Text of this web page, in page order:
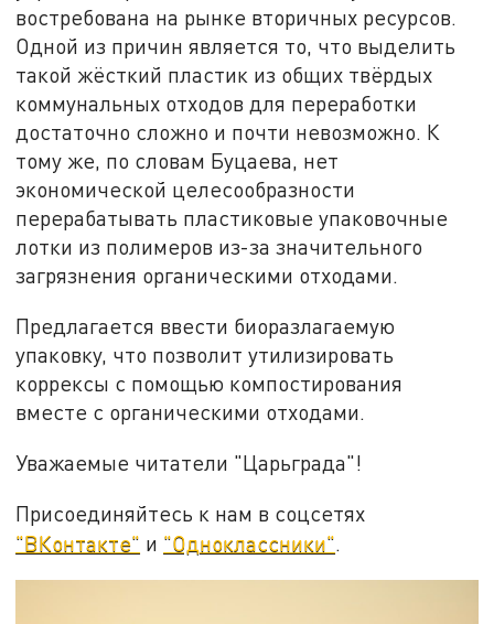
востребована на рынке вторичных ресурсов.
Одной из причин является то, что выделить
такой жёсткий пластик из общих твёрдых
коммунальных отходов для переработки
достаточно сложно и почти невозможно. К
тому же, по словам Буцаева, нет
экономической целесообразности
перерабатывать пластиковые упаковочные
лотки из полимеров из-за значительного
загрязнения органическими отходами.
Предлагается ввести биоразлагаемую
упаковку, что позволит утилизировать
коррексы с помощью компостирования
вместе с органическими отходами.
Уважаемые читатели "Царьграда"!
Присоединяйтесь к нам в соцсетях
"ВКонтакте" и "Одноклассники".